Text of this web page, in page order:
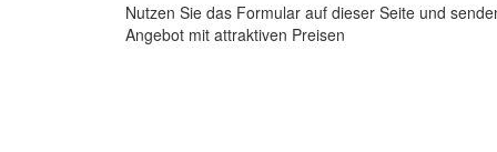
Nutzen Sie das Formular auf dieser Seite und
Angebot mit attraktiven Preisen